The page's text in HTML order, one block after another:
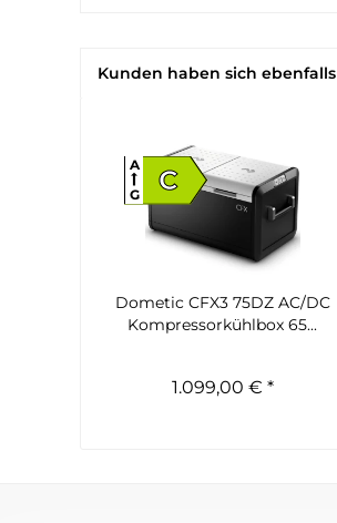
Kunden haben sich
C
A
G
Dometic CFX3 75DZ AC/DC
Kompressorkühlbox 65...
1.099,00 € *